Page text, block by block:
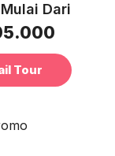
Dari
Tour